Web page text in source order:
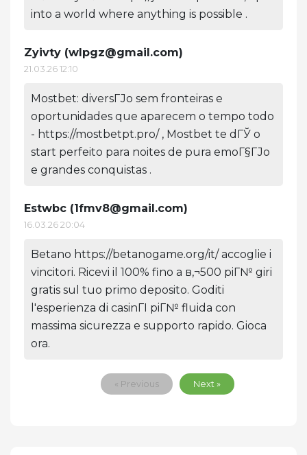
into a world where anything is possible .
Zyivty (wlpgz@gmail.com)
21.03.26 12:10
Mostbet: diversГЈo sem fronteiras e
oportunidades que aparecem o tempo todo
- https://mostbetpt.pro/ , Mostbet te dГЎ o
start perfeito para noites de pura emoГ§ГЈo
e grandes conquistas .
Estwbc (1fmv8@gmail.com)
16.03.26 20:04
Betano https://betanogame.org/it/ accoglie i
vincitori. Ricevi il 100% fino a в‚¬500 piГ№ giri
gratis sul tuo primo deposito. Goditi
l'esperienza di casinГІ piГ№ fluida con
massima sicurezza e supporto rapido. Gioca
ora.
« Previous Next »